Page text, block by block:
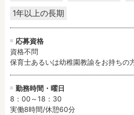
1年以上の長期
応募資格
資格不問
保育士あるいは幼稚園教諭をお持ちの
勤務時間・曜日
8：00～18：30
実働8時間/休憩60分
男性保育士
小規模保育園
株式会社
単発
月収見込み